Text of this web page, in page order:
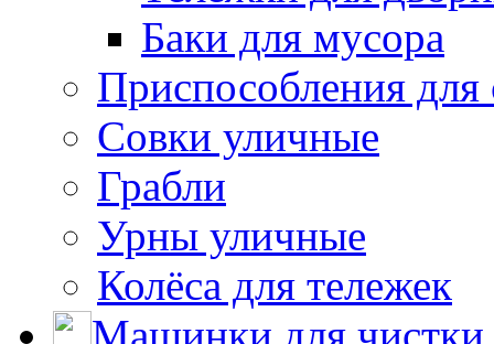
Баки для мусора
Приспособления для
Совки уличные
Грабли
Урны уличные
Колёса для тележек
Машинки для чистки